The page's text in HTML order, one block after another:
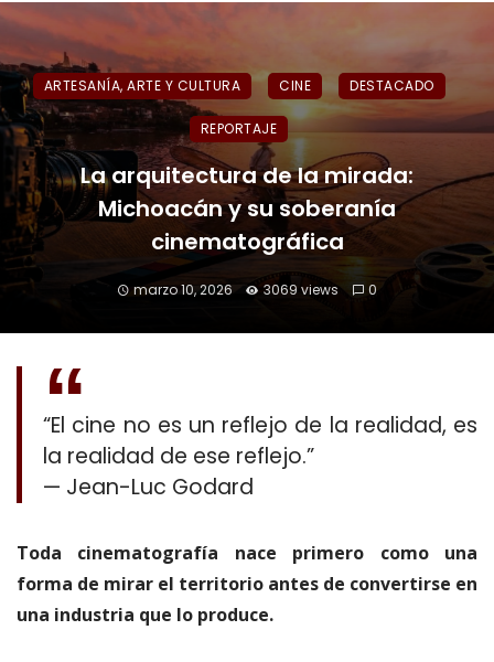
ARTESANÍA, ARTE Y CULTURA CINE DESTACADO
REPORTAJE
La arquitectura de la mirada:
Michoacán y su soberanía
cinematográfica
marzo 10, 2026 3069 views 0
“El cine no es un reflejo de la realidad, es
la realidad de ese reflejo.”
— Jean-Luc Godard
Toda cinematografía nace primero como una
forma de mirar el territorio antes de convertirse en
una industria que lo produce.